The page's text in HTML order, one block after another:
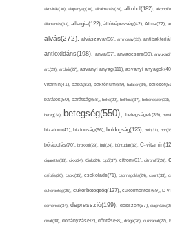
aktivitás(30), alapanyag(30), alkalmazás(28), alkohol(182),
állattartás(33), allergia(122), állóképesség(42), Alma(72),
alvás(272), alvászavar(66), aminosav(33),
antioxidáns(198), anya(67), anyagcsere(99),
arc(29), arcbőr(27), ásványi anyag(111), ásványi
vitamin(41), baba(82), baktérium(89), balaton(34),
barátok(50), barátság(58), béke(29), bélflóra(37), bélrendszer(33),
beteg(34), betegség(550), betegségek(39),
bizalom(41), biztonság(66), boldogság(125), bolt(31),
bőrápolás(70), brokkoli(29), buli(24), bűntudat(32), C-
cigaretta(38), cikk(24), Cink(24), cipő(37), citrom(61), citromfű(26),
csípés(26), csoki(35), csokoládé(71), csomagolás(24), csont(33),
cukorbeteg(25), cukorbetegség(137), cukormentes(69), D-
demencia(34), depresszió(199), desszert(67),
divat(38), dohányzás(92), döntés(58), drága(26), duzzanat(27),